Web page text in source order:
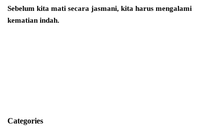
Sebelum kita mati secara jasmani, kita harus mengalami
kematian indah.
Categories